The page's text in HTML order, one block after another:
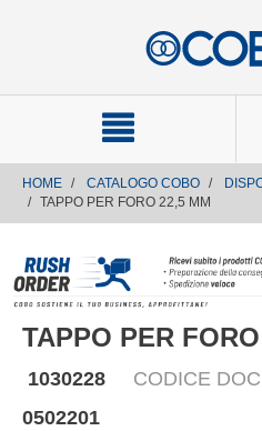
HOME CATALOGO COBO
TAPPO PER FORO 22,5 MM
TAPPO PER
1030228
CODICE
0502201